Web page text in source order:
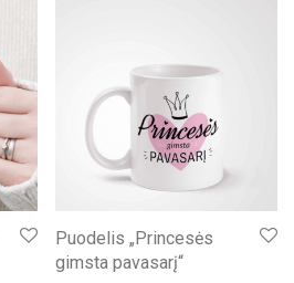
Puodelis „Princesės
gimsta pavasarį“